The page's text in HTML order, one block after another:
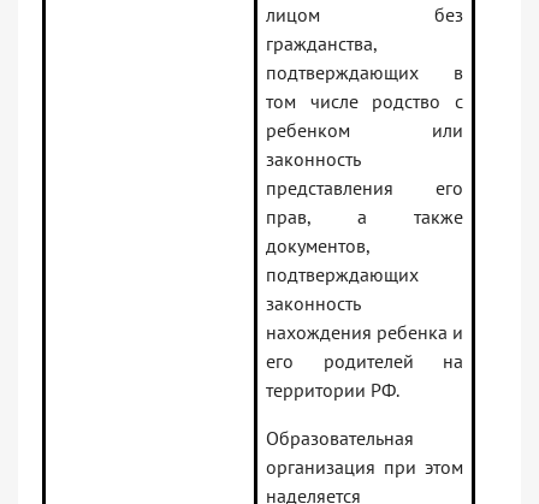
лицом без
гражданства,
подтверждающих в
том числе родство с
ребенком или
законность
представления его
прав, а также
документов,
подтверждающих
законность
нахождения ребенка и
его родителей на
территории РФ.
Образовательная
организация при этом
наделяется